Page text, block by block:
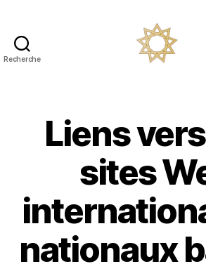
Recherche
Celle
Saint
Cloud
Liens
sites
nationaux